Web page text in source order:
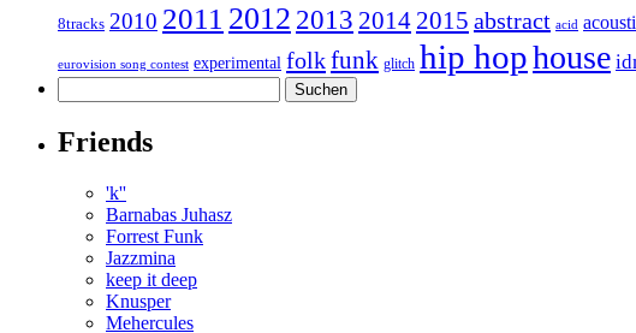
8tracks 2010 2011 2012 2013 2014 2015 abstract acid
eurovision song contest experimental folkfunk glitch hip hophouse
nach:
Friends
'k''
Barnabas Juhasz
Forrest Funk
Jazzmina
keep it deep
Knusper
Mehercules